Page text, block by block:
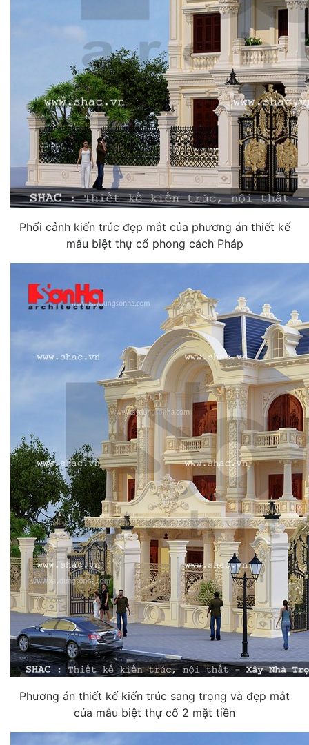
Phối cảnh kiến trúc đẹp mắt của phương án thiết kế
mẫu biệt thự cổ phong cách Pháp
Phương án thiết kế kiến trúc sang trọng và đẹp mắt
của mẫu biệt thự cổ 2 mặt tiền